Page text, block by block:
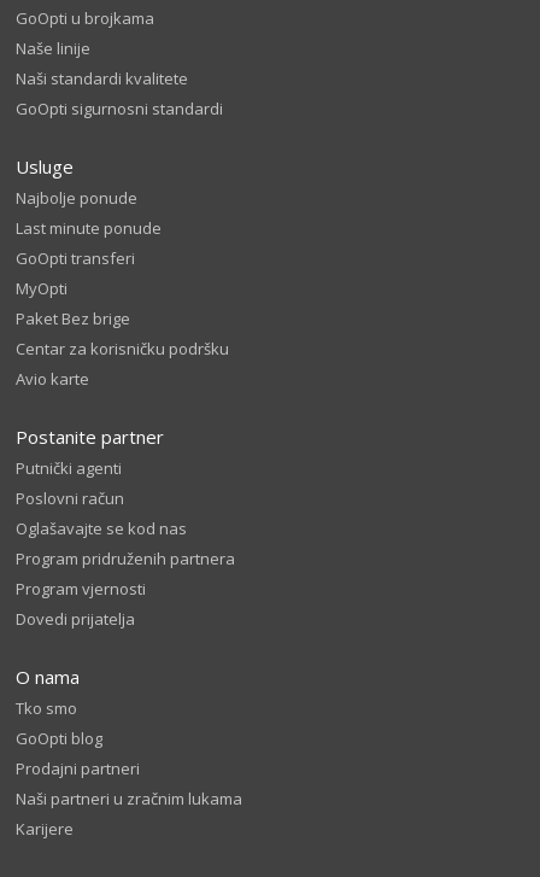
GoOpti u brojkama
Naše linije
Naši standardi kvalitete
GoOpti sigurnosni standardi
Usluge
Najbolje ponude
Last minute ponude
GoOpti transferi
MyOpti
Paket Bez brige
Centar za korisničku podršku
Avio karte
Postanite partner
Putnički agenti
Poslovni račun
Oglašavajte se kod nas
Program pridruženih partnera
Program vjernosti
Dovedi prijatelja
O nama
Tko smo
GoOpti blog
Prodajni partneri
Naši partneri u zračnim lukama
Karijere